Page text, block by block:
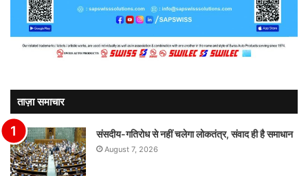
ताज़ा समाचार
संसदीय-गतिरोध से नहीं चलेगा लोकतंत्र, संवाद ही है समाधान
August 7, 2026